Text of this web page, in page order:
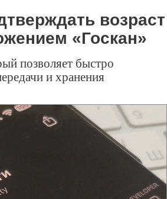
возраст
«Госкан»
позволяет быстро
и хранения